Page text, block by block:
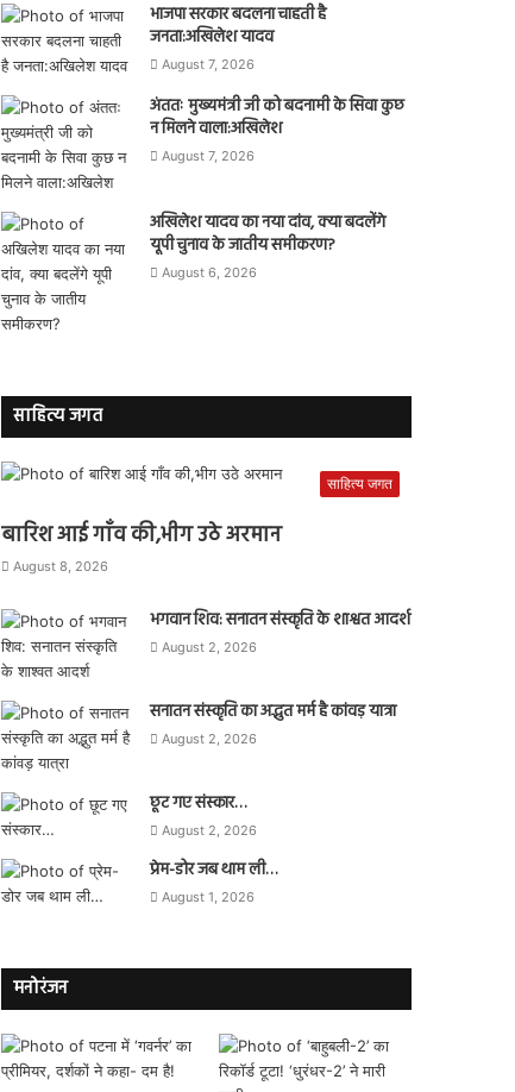
भाजपा सरकार बदलना चाहती है
जनता:अखिलेश यादव
August 7, 2026
अंततः मुख्यमंत्री जी को बदनामी के सिवा कुछ
न मिलने वाला:अखिलेश
August 7, 2026
अखिलेश यादव का नया दांव, क्या बदलेंगे
यूपी चुनाव के जातीय समीकरण?
August 6, 2026
साहित्य जगत
साहित्य जगत
बारिश आई गाँव की,भीग उठे अरमान
August 8, 2026
भगवान शिव: सनातन संस्कृति के शाश्वत आदर्श
August 2, 2026
सनातन संस्कृति का अद्भुत मर्म है कांवड़ यात्रा
August 2, 2026
छूट गए संस्कार…
August 2, 2026
प्रेम-डोर जब थाम ली…
August 1, 2026
मनोरंजन